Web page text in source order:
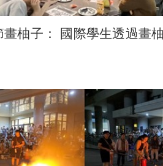
柚子： 國際學生透過畫